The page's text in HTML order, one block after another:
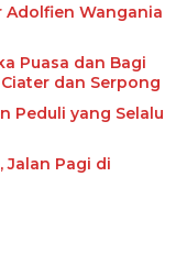
Adolfien Wangania
Puasa dan Bagi
dan Serpong
Peduli yang Selalu
Jalan Pagi di